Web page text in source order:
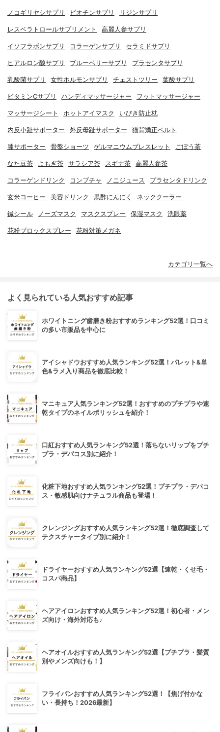
ノコギリヤシサプリ ビオチンサプリ リジンサプリ
レスベラトロールサプリメント 高麗人参サプリ
イソフラボンサプリ コラーゲンサプリ セラミドサプリ
ヒアルロン酸サプリ ブルーベリーサプリ プラセンタサプリ
乳酸菌サプリ 女性ホルモンサプリ チェストツリー 葉酸サプリ
ビタミンCサプリ ハンディマッサージャー フットマッサージャー
マッサージシート ホットアイマスク いびき防止枕
内反小趾サポーター 外反母趾サポーター 猫背矯正ベルト
膝サポーター 骨盤ショーツ ゲルマニウムブレスレット ごぼう茶
なた豆茶 よもぎ茶 サラシア茶 スギナ茶 高麗人参茶
コラーゲンドリンク コンブチャ ノニジュース プラセンタドリンク
玄米コーヒー 美容ドリンク 黒酢にんにく ネッククーラー
鍼シール ノーズマスク マスクスプレー 保湿マスク 洗眼薬
花粉ブロックスプレー 花粉対策メガネ
カテゴリ一覧へ
よく見られている人気おすすめ記事
ホワイトニング歯磨き粉おすすめランキング52選！口コミ
の多い市販品を中心に
アイシャドウおすすめ人気ランキング52選！パレット&単
色&ラメ入り商品を徹底比較！
マニキュア人気ランキング52選！おすすめのプチプラや速
乾タイプのネイルポリッシュを紹介！
口紅おすすめ人気ランキング52選！落ちないリップをプチ
プラ・デパコス別に紹介！
化粧下地おすすめ人気ランキング52選！プチプラ・デパコ
ス・敏感肌向けナチュラル商品も登場！
クレンジングおすすめ人気ランキング52選！徹底調査して
テクスチャータイプ別に紹介！
ドライヤーおすすめ人気ランキング52選【速乾・くせ毛・
コスパ商品】
ヘアアイロンおすすめ人気ランキング52選！初心者・メン
ズ向け・海外対応も♪
ヘアオイルおすすめ人気ランキング52選【プチプラ・髪質
別やメンズ向けも！】
フライパンおすすめ人気ランキング52選！【焦げ付かな
い・長持ち！2026最新】